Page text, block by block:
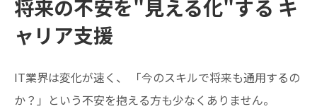
将来の不安を"見える化"する キ
ャリア支援
IT業界は変化が速く、 「今のスキルで将来も通用するの
か？」という不安を抱える方も少なくありません。